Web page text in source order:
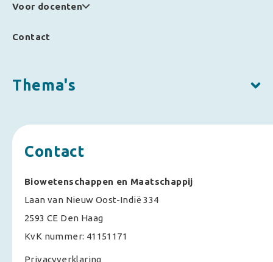
Voor docenten
Contact
Thema's
Contact
Biowetenschappen en Maatschappij
Laan van Nieuw Oost-Indië 334
2593 CE Den Haag
KvK nummer: 41151171
Privacyverklaring